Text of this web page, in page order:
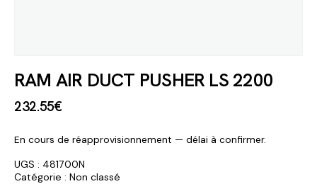
RAM AIR DUCT PUSHER LS 2200
232.55€
En cours de réapprovisionnement — délai à confirmer.
UGS : 481700N
Catégorie : Non classé